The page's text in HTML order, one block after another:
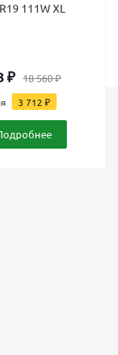
111W XL
₽ 18 560₽
3 712 ₽